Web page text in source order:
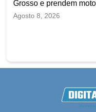
Grosso e prendem
Agosto 8, 2026